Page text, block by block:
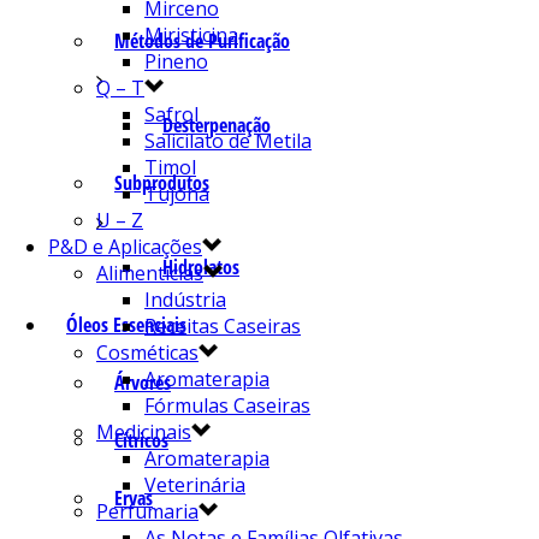
Métodos de Purificação
Desterpenação
Subprodutos
Hidrolatos
Óleos Essenciais
Árvores
Cítricos
Ervas
Mirceno
Miristicina
Pineno
Q – T
Safrol
Salicilato de Metila
Timol
Tujona
U – Z
P&D e Aplicações
Alimentícias
Indústria
Receitas Caseiras
Cosméticas
Aromaterapia
Fórmulas Caseiras
Medicinais
Aromaterapia
Veterinária
Perfumaria